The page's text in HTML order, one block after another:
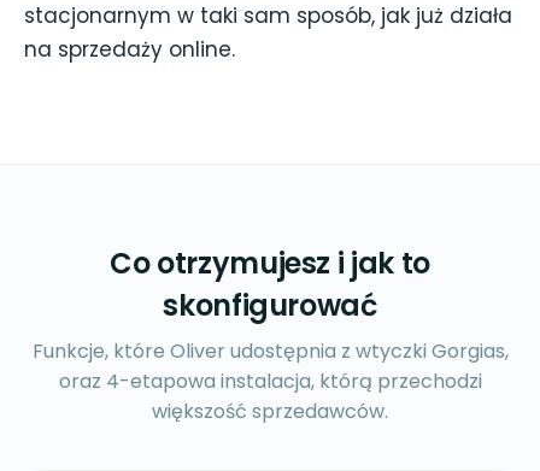
stacjonarnym w taki sam sposób, jak już działa
na sprzedaży online.
Co otrzymujesz i jak to
skonfigurować
Funkcje, które Oliver udostępnia z wtyczki Gorgias,
oraz 4-etapowa instalacja, którą przechodzi
większość sprzedawców.